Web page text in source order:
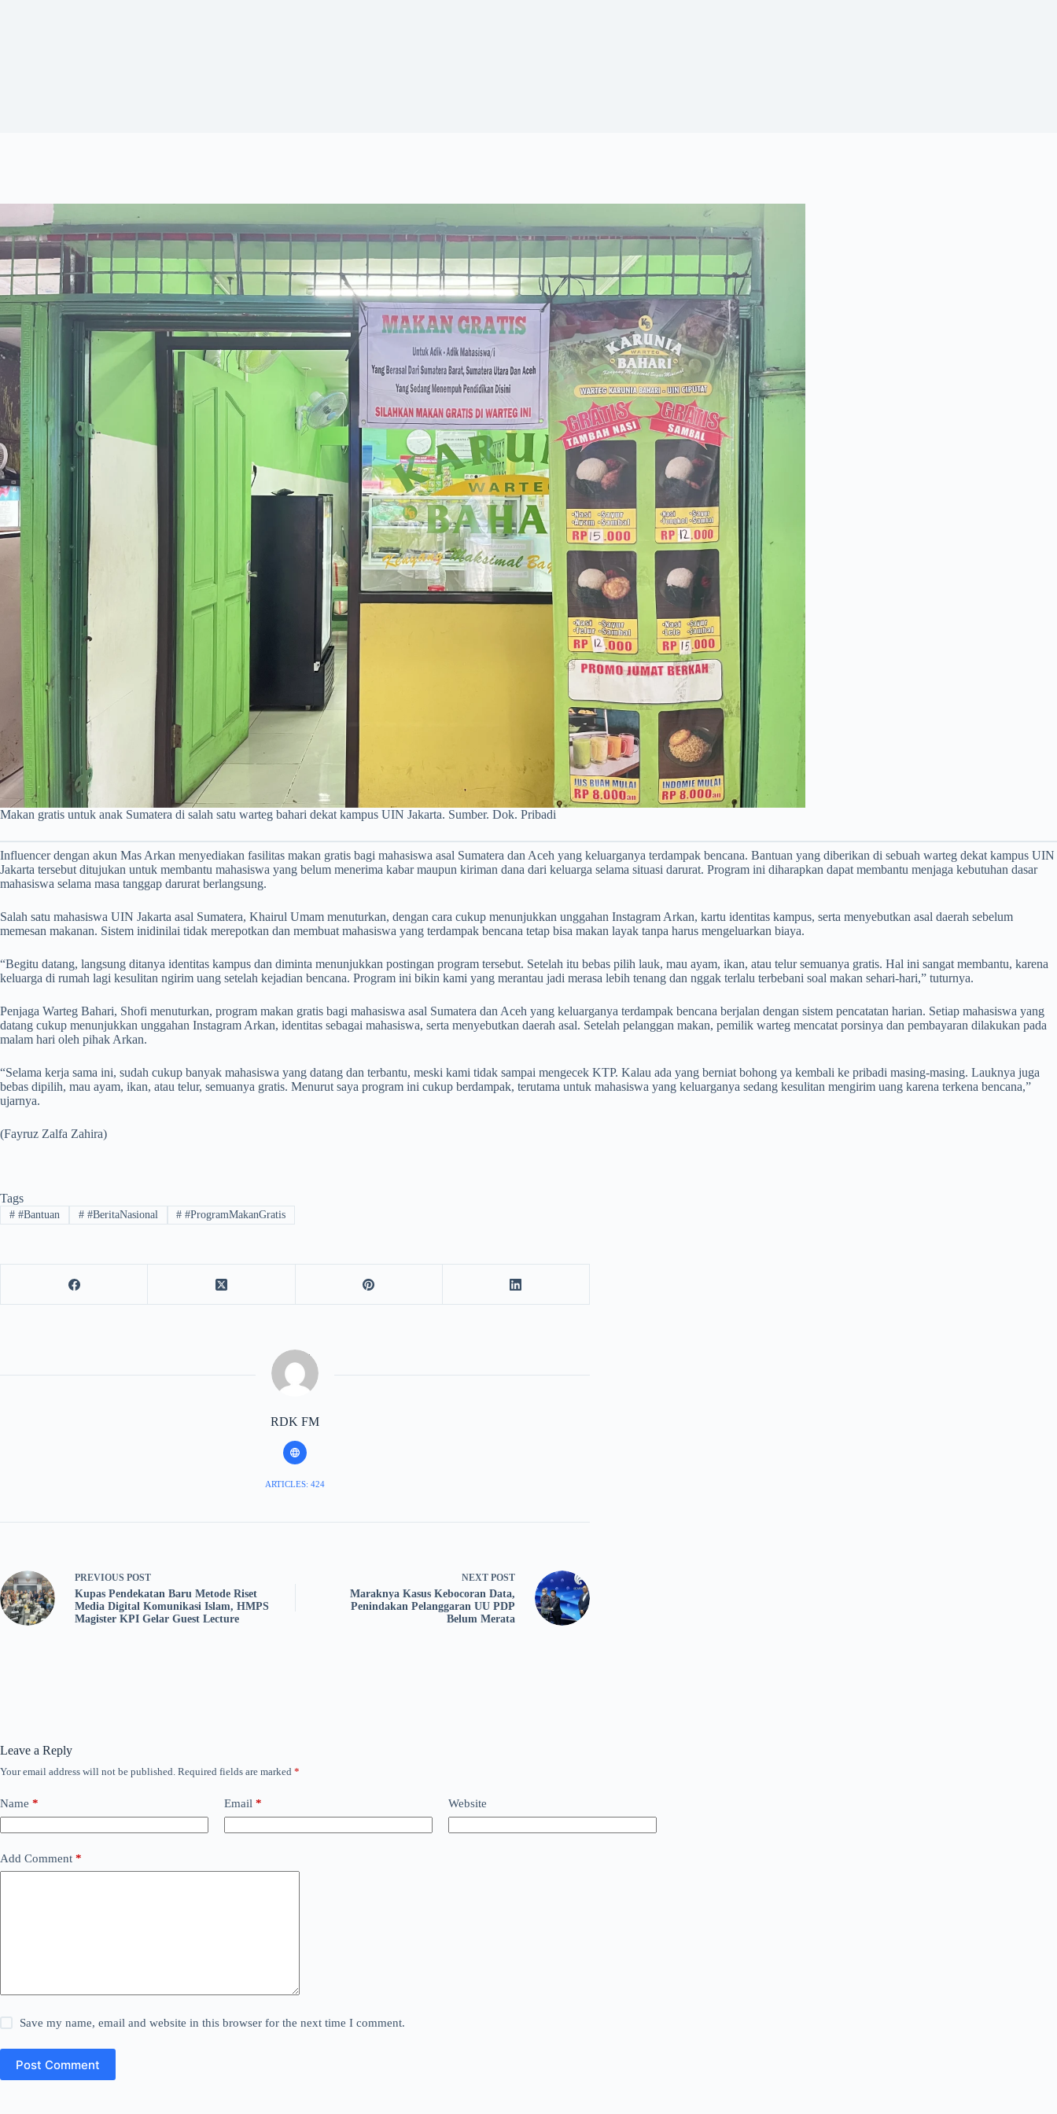
Makan gratis untuk anak Sumatera di salah satu warteg bahari dekat kampus UIN Jakarta. Sumber. Dok. Pribadi
Influencer dengan akun Mas Arkan menyediakan fasilitas makan gratis bagi mahasiswa asal Sumatera dan Aceh yang keluarganya terdampak bencana. Bantuan yang diberikan di sebuah warteg dekat kampus UIN
Jakarta tersebut ditujukan untuk membantu mahasiswa yang belum menerima kabar maupun kiriman dana dari keluarga selama situasi darurat. Program ini diharapkan dapat membantu menjaga kebutuhan dasar
mahasiswa selama masa tanggap darurat berlangsung.
Salah satu mahasiswa UIN Jakarta asal Sumatera, Khairul Umam menuturkan, dengan cara cukup menunjukkan unggahan Instagram Arkan, kartu identitas kampus, serta menyebutkan asal daerah sebelum
memesan makanan. Sistem inidinilai tidak merepotkan dan membuat mahasiswa yang terdampak bencana tetap bisa makan layak tanpa harus mengeluarkan biaya.
“Begitu datang, langsung ditanya identitas kampus dan diminta menunjukkan postingan program tersebut. Setelah itu bebas pilih lauk, mau ayam, ikan, atau telur semuanya gratis. Hal ini sangat membantu, karena
keluarga di rumah lagi kesulitan ngirim uang setelah kejadian bencana. Program ini bikin kami yang merantau jadi merasa lebih tenang dan nggak terlalu terbebani soal makan sehari-hari,” tuturnya.
Penjaga Warteg Bahari, Shofi menuturkan, program makan gratis bagi mahasiswa asal Sumatera dan Aceh yang keluarganya terdampak bencana berjalan dengan sistem pencatatan harian. Setiap mahasiswa yang
datang cukup menunjukkan unggahan Instagram Arkan, identitas sebagai mahasiswa, serta menyebutkan daerah asal. Setelah pelanggan makan, pemilik warteg mencatat porsinya dan pembayaran dilakukan pada
malam hari oleh pihak Arkan.
“Selama kerja sama ini, sudah cukup banyak mahasiswa yang datang dan terbantu, meski kami tidak sampai mengecek KTP. Kalau ada yang berniat bohong ya kembali ke pribadi masing-masing. Lauknya juga
bebas dipilih, mau ayam, ikan, atau telur, semuanya gratis. Menurut saya program ini cukup berdampak, terutama untuk mahasiswa yang keluarganya sedang kesulitan mengirim uang karena terkena bencana,”
ujarnya.
(Fayruz Zalfa Zahira)
Tags
##Bantuan ##BeritaNasional # #ProgramMakanGratis
RDK FM
ARTICLES: 424
PREVIOUS POST
Kupas Pendekatan Baru Metode Riset
Media Digital Komunikasi Islam, HMPS
Magister KPI Gelar Guest Lecture
NEXT POST
Maraknya Kasus Kebocoran Data,
Penindakan Pelanggaran UU PDP
Belum Merata
Leave a Reply
Your email address will not be published. Required fields are marked *
Name * Email * Website
Add Comment *
Save my name, email and website in this browser for the next time I comment.
Post Comment